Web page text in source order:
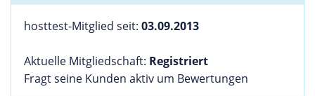
hosttest-Mitglied seit: 03.09.2013
Aktuelle Mitgliedschaft: Registriert
Fragt seine Kunden aktiv um Bewertungen